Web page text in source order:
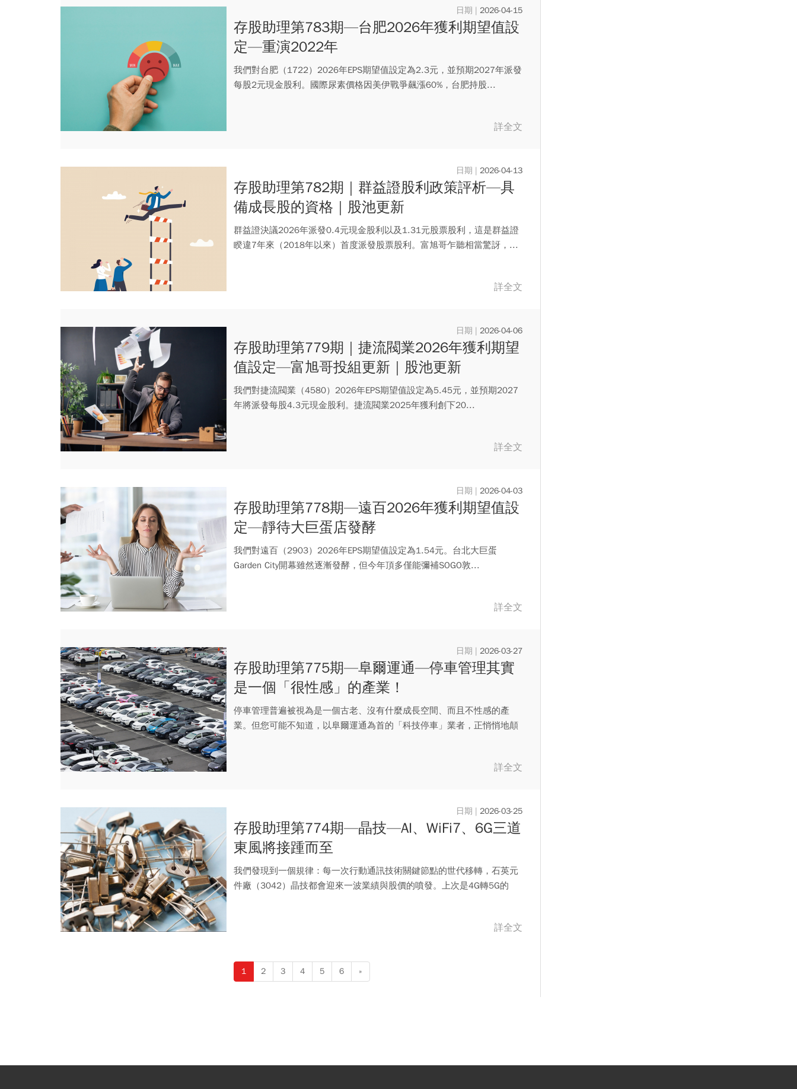
2026-04-15
存股助理第783期—台肥2026年獲利期望值設
定—重演2022年
我們對台肥（1722）2026年EPS期望值設定為2.3元，並預期2027年派發
每股2元現金股利。國際尿素價格因美伊戰爭飆漲60%，台肥持股...
詳全文
2026-04-13
存股助理第782期｜群益證股利政策評析—具
備成長股的資格｜股池更新
群益證決議2026年派發0.4元現金股利以及1.31元股票股利，這是群益證
睽違7年來（2018年以來）首度派發股票股利。富旭哥乍聽相當驚訝，...
詳全文
2026-04-06
存股助理第779期｜捷流閥業2026年獲利期望
值設定—富旭哥投組更新｜股池更新
我們對捷流閥業（4580）2026年EPS期望值設定為5.45元，並預期2027
年將派發每股4.3元現金股利。捷流閥業2025年獲利創下20...
詳全文
2026-04-03
存股助理第778期—遠百2026年獲利期望值設
定—靜待大巨蛋店發酵
我們對遠百（2903）2026年EPS期望值設定為1.54元。台北大巨蛋
Garden City開幕雖然逐漸發酵，但今年頂多僅能彌補SOGO敦...
詳全文
2026-03-27
存股助理第775期—阜爾運通—停車管理其實
是一個「很性感」的產業！
停車管理普遍被視為是一個古老、沒有什麼成長空間、而且不性感的產
業。但您可能不知道，以阜爾運通為首的「科技停車」業者，正悄悄地顛
詳全文
2026-03-25
存股助理第774期—晶技—AI、WiFi7、6G三道
東風將接踵而至
我們發現到一個規律：每一次行動通訊技術關鍵節點的世代移轉，石英元
件廠（3042）晶技都會迎來一波業績與股價的噴發。上次是4G轉5G的
詳全文
1 2 3 4 5 6 »